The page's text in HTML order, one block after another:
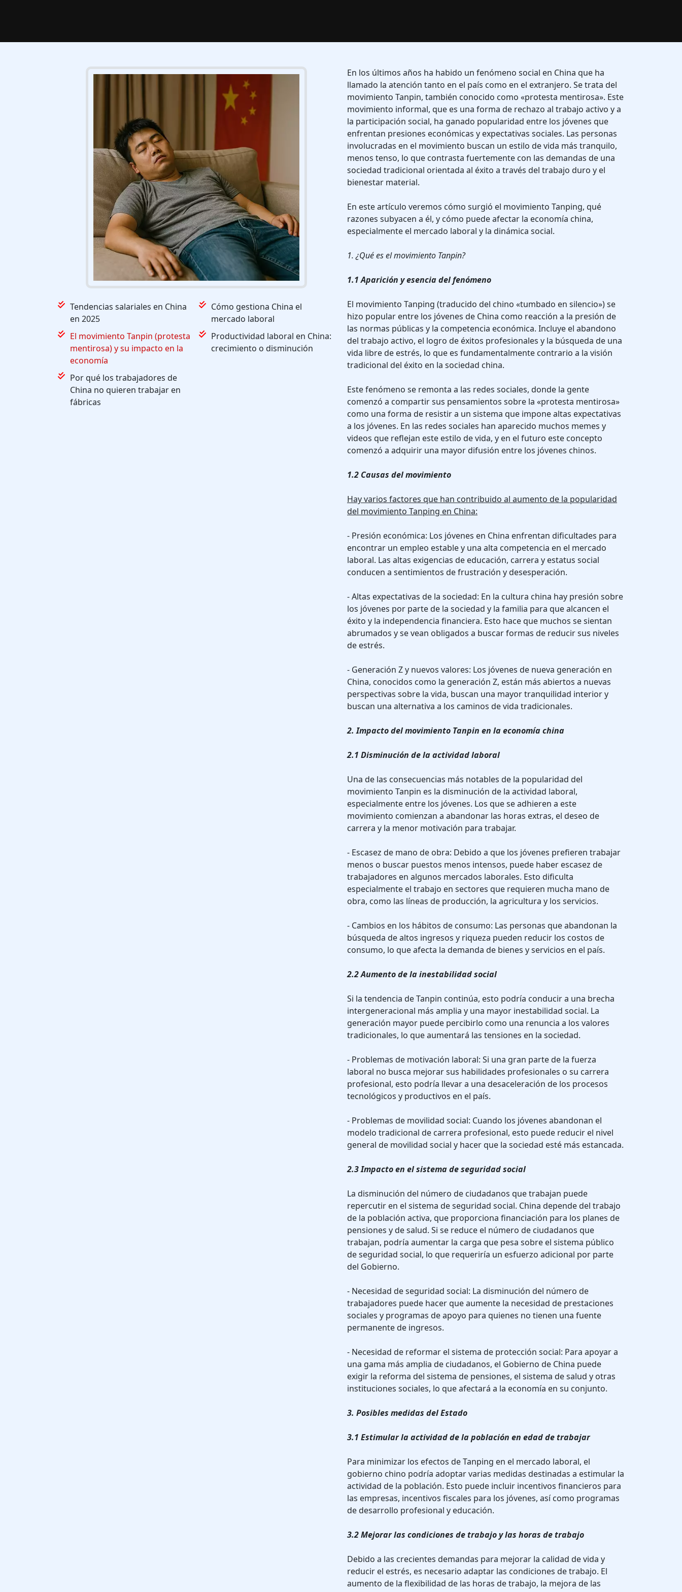
Tendencias salariales en China
en 2025
Cómo gestiona China el
mercado laboral
El movimiento Tanpin (protesta
mentirosa) y su impacto en la
economía
Productividad laboral en China:
crecimiento o disminución
Por qué los trabajadores de
China no quieren trabajar en
fábricas
En los últimos años ha habido un fenómeno social en China que ha
llamado la atención tanto en el país como en el extranjero. Se trata del
movimiento Tanpin, también conocido como «protesta mentirosa». Este
movimiento informal, que es una forma de rechazo al trabajo activo y a
la participación social, ha ganado popularidad entre los jóvenes que
enfrentan presiones económicas y expectativas sociales. Las personas
involucradas en el movimiento buscan un estilo de vida más tranquilo,
menos tenso, lo que contrasta fuertemente con las demandas de una
sociedad tradicional orientada al éxito a través del trabajo duro y el
bienestar material.
En este artículo veremos cómo surgió el movimiento Tanping, qué
razones subyacen a él, y cómo puede afectar la economía china,
especialmente el mercado laboral y la dinámica social.
1. ¿Qué es el movimiento Tanpin?
1.1 Aparición y esencia del fenómeno
El movimiento Tanping (traducido del chino «tumbado en silencio») se
hizo popular entre los jóvenes de China como reacción a la presión de
las normas públicas y la competencia económica. Incluye el abandono
del trabajo activo, el logro de éxitos profesionales y la búsqueda de una
vida libre de estrés, lo que es fundamentalmente contrario a la visión
tradicional del éxito en la sociedad china.
Este fenómeno se remonta a las redes sociales, donde la gente
comenzó a compartir sus pensamientos sobre la «protesta mentirosa»
como una forma de resistir a un sistema que impone altas expectativas
a los jóvenes. En las redes sociales han aparecido muchos memes y
videos que reflejan este estilo de vida, y en el futuro este concepto
comenzó a adquirir una mayor difusión entre los jóvenes chinos.
1.2 Causas del movimiento
Hay varios factores que han contribuido al aumento de la popularidad
del movimiento Tanping en China:
- Presión económica: Los jóvenes en China enfrentan dificultades para
encontrar un empleo estable y una alta competencia en el mercado
laboral. Las altas exigencias de educación, carrera y estatus social
conducen a sentimientos de frustración y desesperación.
- Altas expectativas de la sociedad: En la cultura china hay presión sobre
los jóvenes por parte de la sociedad y la familia para que alcancen el
éxito y la independencia financiera. Esto hace que muchos se sientan
abrumados y se vean obligados a buscar formas de reducir sus niveles
de estrés.
- Generación Z y nuevos valores: Los jóvenes de nueva generación en
China, conocidos como la generación Z, están más abiertos a nuevas
perspectivas sobre la vida, buscan una mayor tranquilidad interior y
buscan una alternativa a los caminos de vida tradicionales.
2. Impacto del movimiento Tanpin en la economía china
2.1 Disminución de la actividad laboral
Una de las consecuencias más notables de la popularidad del
movimiento Tanpin es la disminución de la actividad laboral,
especialmente entre los jóvenes. Los que se adhieren a este
movimiento comienzan a abandonar las horas extras, el deseo de
carrera y la menor motivación para trabajar.
- Escasez de mano de obra: Debido a que los jóvenes prefieren trabajar
menos o buscar puestos menos intensos, puede haber escasez de
trabajadores en algunos mercados laborales. Esto dificulta
especialmente el trabajo en sectores que requieren mucha mano de
obra, como las líneas de producción, la agricultura y los servicios.
- Cambios en los hábitos de consumo: Las personas que abandonan la
búsqueda de altos ingresos y riqueza pueden reducir los costos de
consumo, lo que afecta la demanda de bienes y servicios en el país.
2.2 Aumento de la inestabilidad social
Si la tendencia de Tanpin continúa, esto podría conducir a una brecha
intergeneracional más amplia y una mayor inestabilidad social. La
generación mayor puede percibirlo como una renuncia a los valores
tradicionales, lo que aumentará las tensiones en la sociedad.
- Problemas de motivación laboral: Si una gran parte de la fuerza
laboral no busca mejorar sus habilidades profesionales o su carrera
profesional, esto podría llevar a una desaceleración de los procesos
tecnológicos y productivos en el país.
- Problemas de movilidad social: Cuando los jóvenes abandonan el
modelo tradicional de carrera profesional, esto puede reducir el nivel
general de movilidad social y hacer que la sociedad esté más estancada.
2.3 Impacto en el sistema de seguridad social
La disminución del número de ciudadanos que trabajan puede
repercutir en el sistema de seguridad social. China depende del trabajo
de la población activa, que proporciona financiación para los planes de
pensiones y de salud. Si se reduce el número de ciudadanos que
trabajan, podría aumentar la carga que pesa sobre el sistema público
de seguridad social, lo que requeriría un esfuerzo adicional por parte
del Gobierno.
- Necesidad de seguridad social: La disminución del número de
trabajadores puede hacer que aumente la necesidad de prestaciones
sociales y programas de apoyo para quienes no tienen una fuente
permanente de ingresos.
- Necesidad de reformar el sistema de protección social: Para apoyar a
una gama más amplia de ciudadanos, el Gobierno de China puede
exigir la reforma del sistema de pensiones, el sistema de salud y otras
instituciones sociales, lo que afectará a la economía en su conjunto.
3. Posibles medidas del Estado
3.1 Estimular la actividad de la población en edad de trabajar
Para minimizar los efectos de Tanping en el mercado laboral, el
gobierno chino podría adoptar varias medidas destinadas a estimular la
actividad de la población. Esto puede incluir incentivos financieros para
las empresas, incentivos fiscales para los jóvenes, así como programas
de desarrollo profesional y educación.
3.2 Mejorar las condiciones de trabajo y las horas de trabajo
Debido a las crecientes demandas para mejorar la calidad de vida y
reducir el estrés, es necesario adaptar las condiciones de trabajo. El
aumento de la flexibilidad de las horas de trabajo, la mejora de las